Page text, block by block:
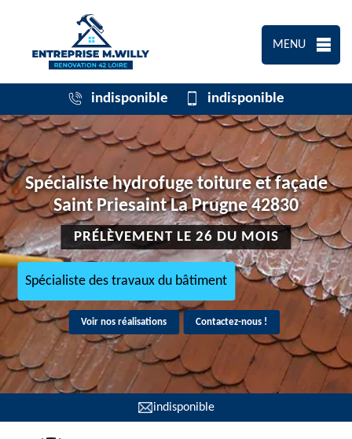
MENU
indisponible indisponible
Spécialiste hydrofuge toiture et façade
Saint Priesaint La Prugne 42830
PRÉLÈVEMENT LE 26 DU MOIS
Spécialiste des travaux du bâtiment
Voir nos réalisations Contactez-nous !
indisponible